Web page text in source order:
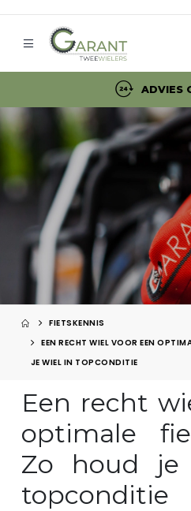
ADVIES
FIETSKENNIS
EEN RECHT WIEL VOOR EEN
JE WIEL IN TOPCONDITIE
Een recht
optimale
Zo houd
topconditie